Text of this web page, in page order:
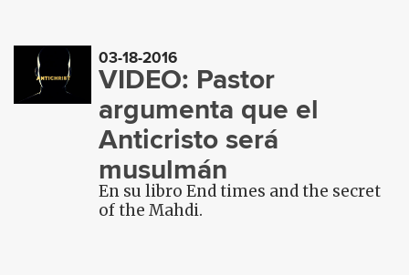
03-18-2016
VIDEO: Pastor
argumenta que el
Anticristo será
musulmán
En su libro End times and the secret
of the Mahdi.